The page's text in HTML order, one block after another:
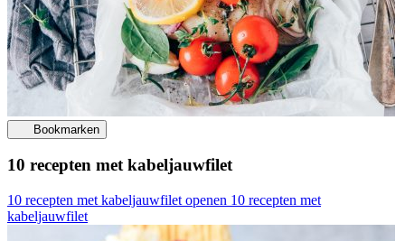
Bookmarken
10 recepten met kabeljauwfilet
10 recepten met kabeljauwfilet openen 10 recepten met
kabeljauwfilet